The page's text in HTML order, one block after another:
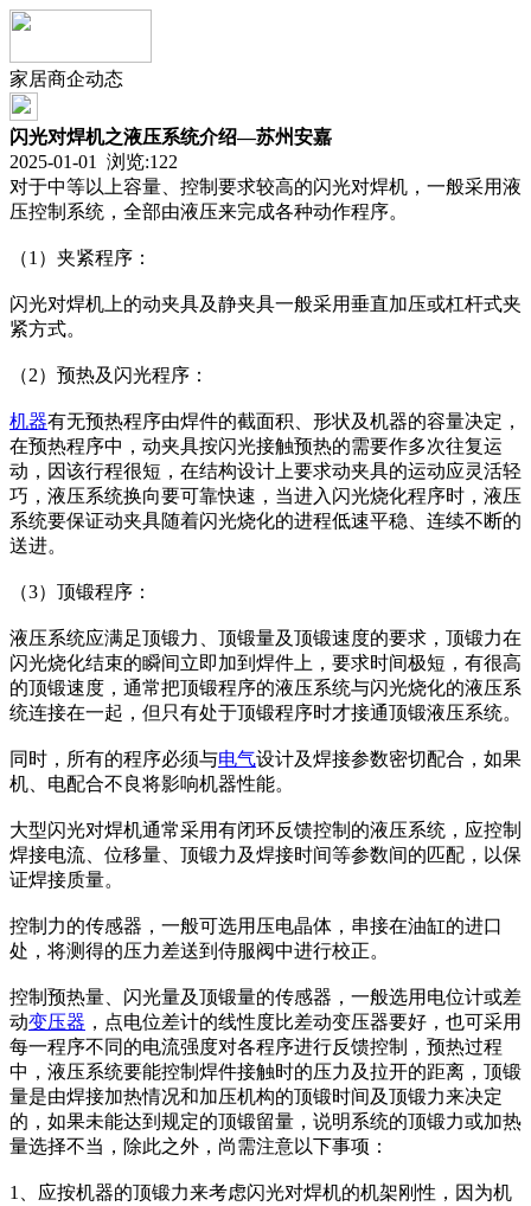
家居商企动态
闪光对焊机之液压系统介绍—苏州安嘉
2025-01-01 浏览:122
对于中等以上容量、控制要求较高的闪光对焊机，一般采用液
压控制系统，全部由液压来完成各种动作程序。
（1）夹紧程序：
闪光对焊机上的动夹具及静夹具一般采用垂直加压或杠杆式夹
紧方式。
（2）预热及闪光程序：
机器有无预热程序由焊件的截面积、形状及机器的容量决定，
在预热程序中，动夹具按闪光接触预热的需要作多次往复运
动，因该行程很短，在结构设计上要求动夹具的运动应灵活轻
巧，液压系统换向要可靠快速，当进入闪光烧化程序时，液压
系统要保证动夹具随着闪光烧化的进程低速平稳、连续不断的
送进。
（3）顶锻程序：
液压系统应满足顶锻力、顶锻量及顶锻速度的要求，顶锻力在
闪光烧化结束的瞬间立即加到焊件上，要求时间极短，有很高
的顶锻速度，通常把顶锻程序的液压系统与闪光烧化的液压系
统连接在一起，但只有处于顶锻程序时才接通顶锻液压系统。
同时，所有的程序必须与电气设计及焊接参数密切配合，如果
机、电配合不良将影响机器性能。
大型闪光对焊机通常采用有闭环反馈控制的液压系统，应控制
焊接电流、位移量、顶锻力及焊接时间等参数间的匹配，以保
证焊接质量。
控制力的传感器，一般可选用压电晶体，串接在油缸的进口
处，将测得的压力差送到侍服阀中进行校正。
控制预热量、闪光量及顶锻量的传感器，一般选用电位计或差
动变压器 ，点电位差计的线性度比差动变压器要好，也可采用
每一程序不同的电流强度对各程序进行反馈控制，预热过程
中，液压系统要能控制焊件接触时的压力及拉开的距离，顶锻
量是由焊接加热情况和加压机构的顶锻时间及顶锻力来决定
的，如果未能达到规定的顶锻留量，说明系统的顶锻力或加热
量选择不当，除此之外，尚需注意以下事项：
1、应按机器的顶锻力来考虑闪光对焊机的机架刚性，因为机